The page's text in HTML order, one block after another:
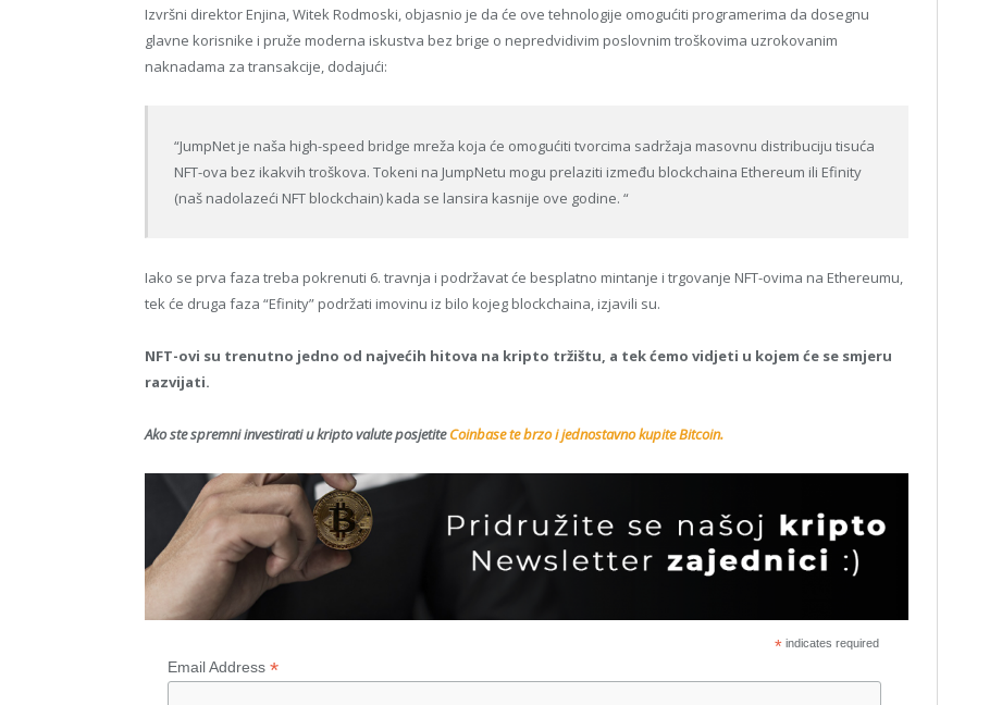
Izvršni direktor Enjina, Witek Rodmoski, objasnio je da će ove tehnologije omogućiti programerima da dosegnu
glavne korisnike i pruže moderna iskustva bez brige o nepredvidivim poslovnim troškovima uzrokovanim
naknadama za transakcije, dodajući:
“JumpNet je naša high-speed bridge mreža koja će omogućiti tvorcima sadržaja masovnu distribuciju tisuća
NFT-ova bez ikakvih troškova. Tokeni na JumpNetu mogu prelaziti između blockchaina Ethereum ili Efinity
(naš nadolazeći NFT blockchain) kada se lansira kasnije ove godine. “
Iako se prva faza treba pokrenuti 6. travnja i podržavat će besplatno mintanje i trgovanje NFT-ovima na Ethereumu,
tek će druga faza “Efinity” podržati imovinu iz bilo kojeg blockchaina, izjavili su.
NFT-ovi su trenutno jedno od najvećih hitova na kripto tržištu, a tek ćemo vidjeti u kojem će se smjeru
razvijati.
Ako ste spremni investirati u kripto valute posjetiteCoinbase te brzo i jednostavno kupite Bitcoin.
*indicates required
Email Address*